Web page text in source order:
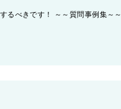
るべきです！ ～～質問事例集～～